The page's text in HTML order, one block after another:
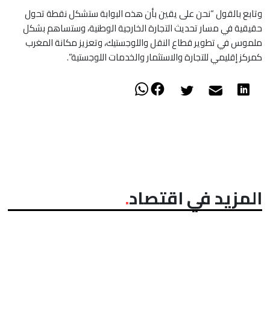
وتابع بالقول “نحن على يقين بأن هذه البوابة ستشكل نقطة تحول
حقيقية في مسار تحديث التجارة الخارجية الوطنية، وستساهم بشكل
ملموس في تطوير قطاع النقل واللوجستيك، وتعزيز مكانة المغرب
كمركز إقليمي للتجارة والاستثمار والخدمات اللوجستية”.
المزيد في اقتصاد